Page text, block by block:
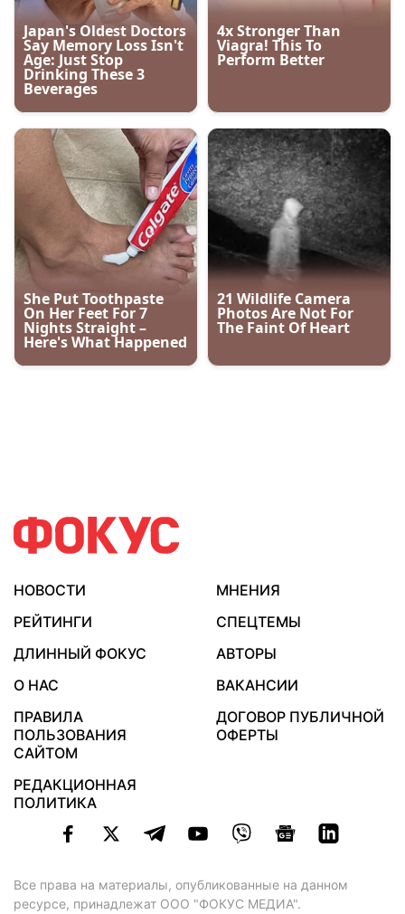
НОВОСТИ
МНЕНИЯ
РЕЙТИНГИ
СПЕЦТЕМЫ
ДЛИННЫЙ ФОКУС
АВТОРЫ
О НАС
ВАКАНСИИ
ПРАВИЛА
ПОЛЬЗОВАНИЯ
САЙТОМ
ДОГОВОР ПУБЛИЧНОЙ
ОФЕРТЫ
РЕДАКЦИОННАЯ
ПОЛИТИКА
Все права на материалы, опубликованные на данном
ресурсе, принадлежат ООО "ФОКУС МЕДИА".